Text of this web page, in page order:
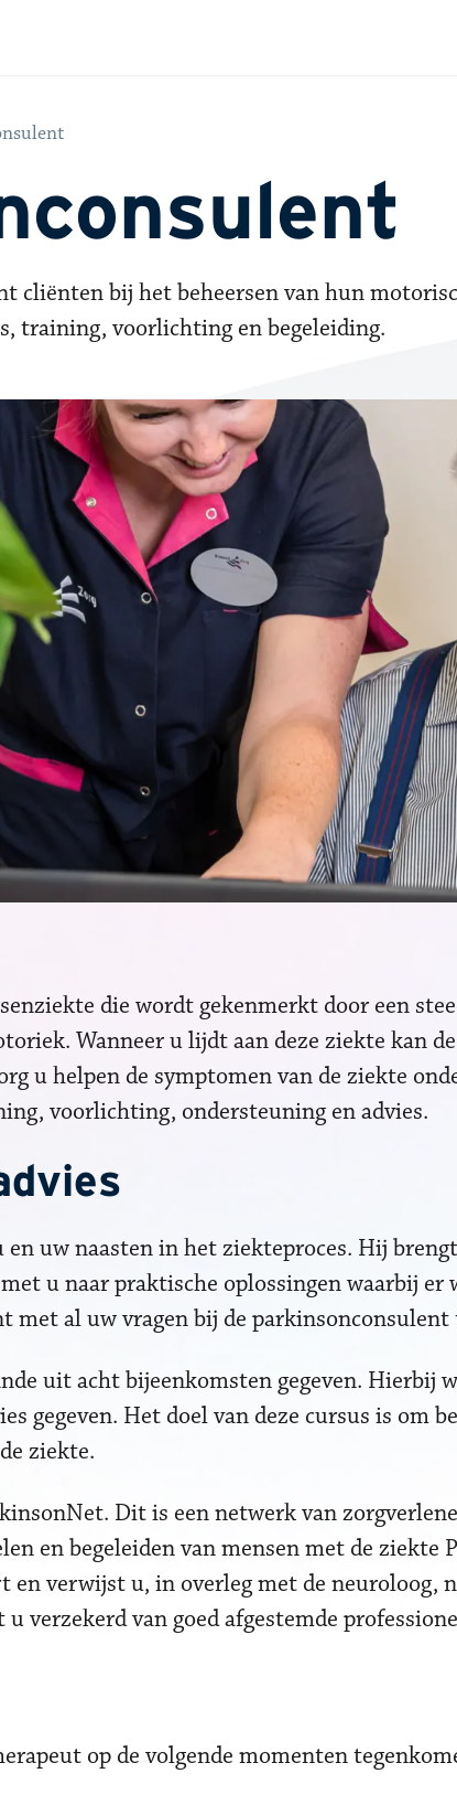
cliënten bij het beheersen van hun
training, voorlichting en begeleiding.
die wordt gekenmerkt door een
Wanneer u lijdt aan deze ziekte kan de
u helpen de symptomen van de ziekte
voorlichting, ondersteuning en advies.
uw naasten in het ziekteproces. Hij
u naar praktische oplossingen waarbij er
met al uw vragen bij de parkinsonconsulent
uit acht bijeenkomsten gegeven. Hierbij
gegeven. Het doel van deze cursus is om
ziekte.
Dit is een netwerk van
en begeleiden van mensen met de ziekte
verwijst u, in overleg met de neuroloog,
verzekerd van goed afgestemde
op de volgende momenten